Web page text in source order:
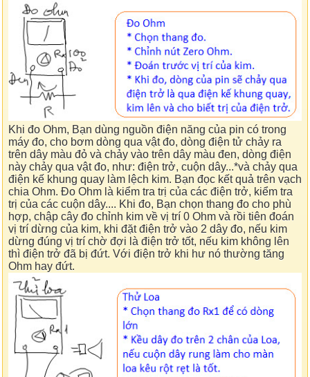
Khi đo Ohm, Bạn dùng nguồn điện năng của pin có trong
máy đo, cho bơm dòng qua vật đo, dòng điện tử chảy ra
trên dây màu đỏ và chảy vào trên dây màu đen, dòng điện
này chảy qua vật đo, như: điện trở, cuộn dây...*và chảy qua
điện kế khung quay làm lệch kim. Bạn đọc kết quả trên vạch
chia Ohm. Đo Ohm là kiểm tra trị của các điện trở, kiểm tra
trị của các cuộn dây.... Khi đo, Bạn chọn thang đo cho phù
hợp, chập cây đo chỉnh kim về vị trí 0 Ohm và rồi tiên đoán
vị trí dừng của kim, khi đặt điện trở vào 2 dây đo, nếu kim
dừng đúng vị trí chờ đợi là điện trở tốt, nếu kim không lên
thì điện trở đã bị đứt. Với điện trở khi hư nó thường tăng
Ohm hay đứt.